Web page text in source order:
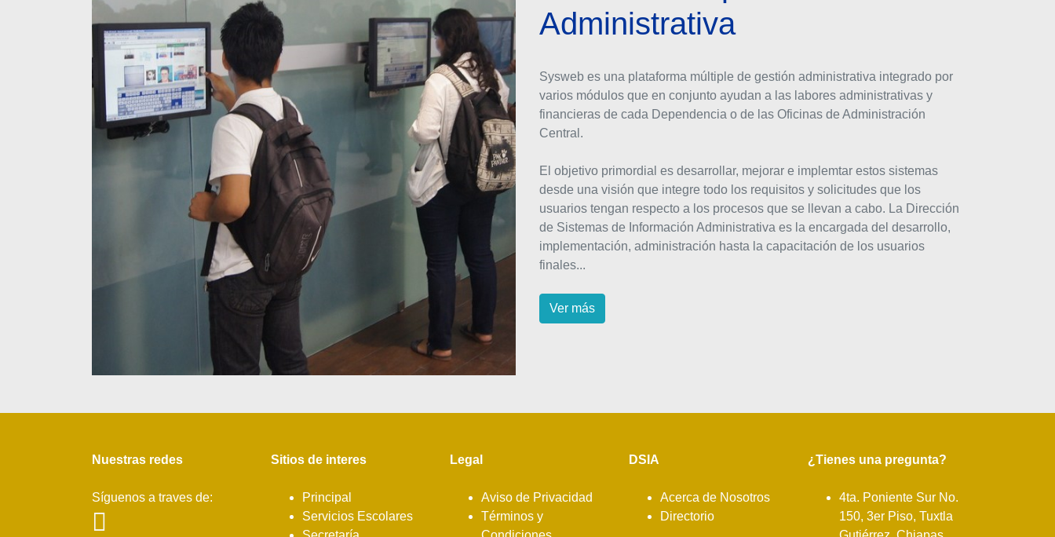
Administrativa
Sysweb es una plataforma múltiple de gestión administrativa integrado por
varios módulos que en conjunto ayudan a las labores administrativas y
financieras de cada Dependencia o de las Oficinas de Administración
Central.
El objetivo primordial es desarrollar, mejorar e implemtar estos sistemas
desde una visión que integre todo los requisitos y solicitudes que los
usuarios tengan respecto a los procesos que se llevan a cabo. La Dirección
de Sistemas de Información Administrativa es la encargada del desarrollo,
implementación, administración hasta la capacitación de los usuarios
finales...
Ver más
Nuestras redes
Síguenos a traves de:
Sitios de interes
Principal
Servicios Escolares
Legal
Aviso de Privacidad
Términos y
DSIA
Acerca de Nosotros
Directorio
¿Tienes una pregunta?
4ta. Poniente Sur No.
150, 3er Piso, Tuxtla